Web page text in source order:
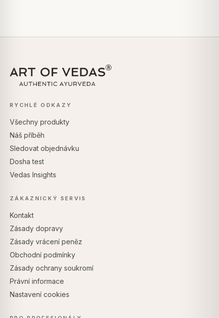
RYCHLÉ ODKAZY
Všechny produkty
Náš příběh
Sledovat objednávku
Dosha test
Vedas Insights
ZÁKAZNICKÝ SERVIS
Kontakt
Zásady dopravy
Zásady vrácení peněz
Obchodní podmínky
Zásady ochrany soukromí
Právní informace
Nastavení cookies